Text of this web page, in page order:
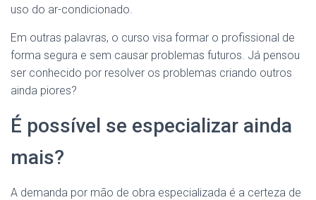
uso do ar-condicionado.
Em outras palavras, o curso visa formar o profissional de
forma segura e sem causar problemas futuros. Já pensou
ser conhecido por resolver os problemas criando outros
ainda piores?
É possível se especializar ainda
mais?
A demanda por mão de obra especializada é a certeza de